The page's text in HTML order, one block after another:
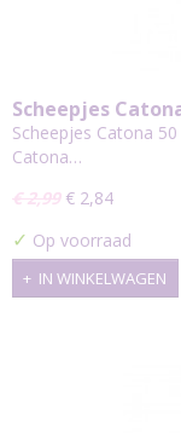
Scheepjes
Scheepjes Catona
Catona…
€ 2,99 € 2,84
✓ Op voorraad
IN WINKELWAGEN